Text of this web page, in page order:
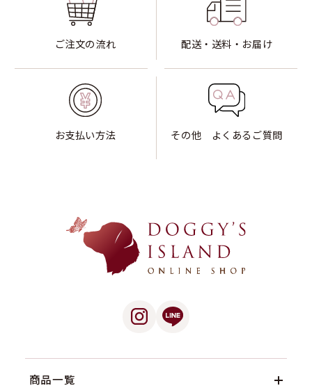
ご注文の流れ 配送・送料・お届け
お支払い方法 その他 よくあるご質問
商品一覧